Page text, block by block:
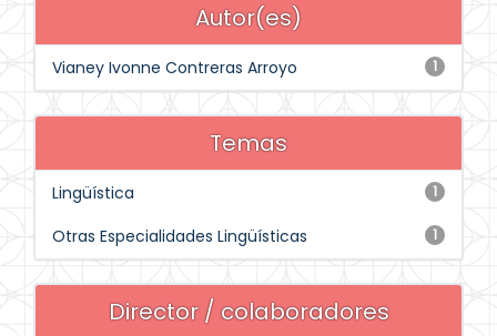
Autor(es)
1
Vianey Ivonne Contreras Arroyo
Temas
1
Lingüística
1
Otras Especialidades Lingüísticas
Director / colaboradores